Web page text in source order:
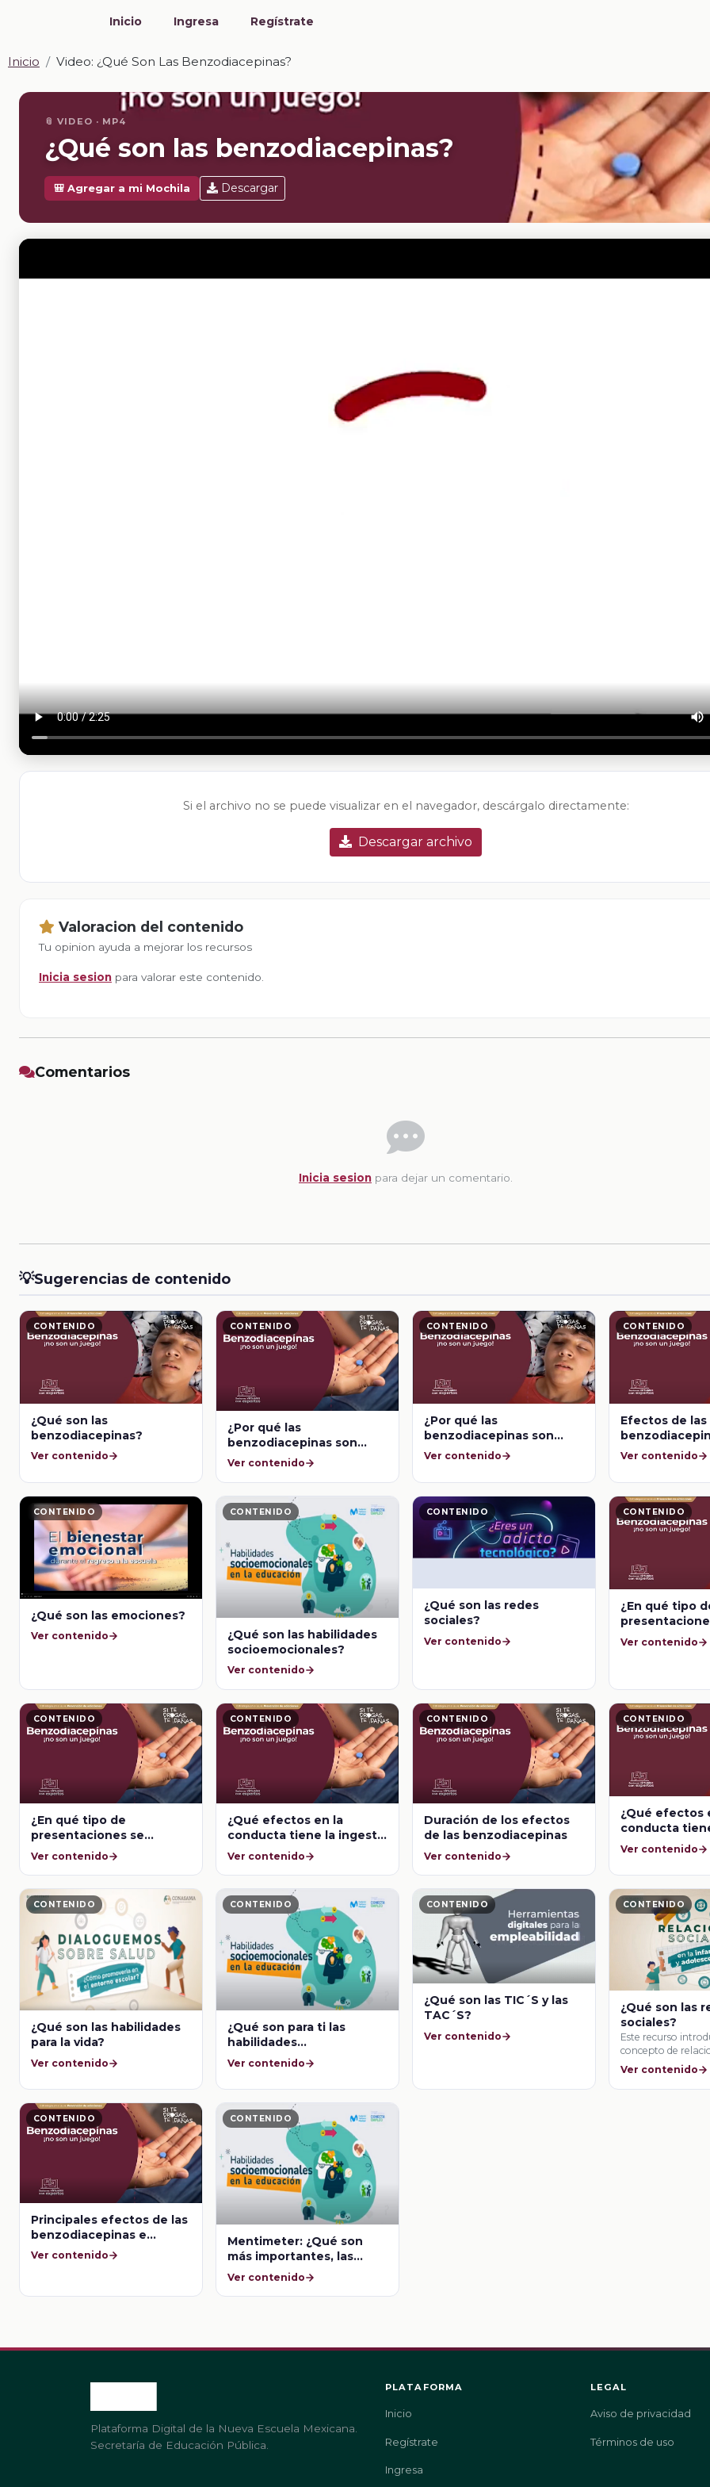
Inicio Ingresa Regístrate
Inicio Video: ¿Qué Son Las Benzodiacepinas?
📎 VIDEO · MP4
¿Qué son las benzodiacepinas?
🎒 Agregar a mi Mochila Descargar
Si el archivo no se puede visualizar en el navegador, descárgalo directamente:
Descargar archivo
Valoracion del contenido
Tu opinion ayuda a mejorar los recursos
Inicia sesion para valorar este contenido.
Comentarios
Inicia sesion para dejar un comentario.
💡Sugerencias de contenido
CONTENIDO
¿Qué son las
benzodiacepinas?
Ver contenido
CONTENIDO
¿Por qué las
benzodiacepinas son
sustancias de abuso?
Ver contenido
CONTENIDO
¿Por qué las
benzodiacepinas son
sustancias de abuso?
Ver contenido
CONTENIDO
Efectos de las
Ver contenido
CONTENIDO
¿Qué son las emociones?
Ver contenido
CONTENIDO
¿Qué son las habilidades
socioemocionales?
Ver contenido
CONTENIDO
¿Qué son las redes
sociales?
Ver contenido
CONTENIDO
¿En qué tipo
pueden
Ver contenido
CONTENIDO
¿En qué tipo de
presentaciones se
pueden conseguir las
benzodiacepinas?
Ver contenido
CONTENIDO
¿Qué efectos en la
conducta tiene la ingesta
de las benzodiacepinas?
Ver contenido
CONTENIDO
Duración de los efectos
de las benzodiacepinas
Ver contenido
CONTENIDO
¿Qué efectos
conducta
ingesta de las
Ver contenido
CONTENIDO
¿Qué son las habilidades
para la vida?
Ver contenido
CONTENIDO
¿Qué son para ti las
habilidades
socioemocionales?
Ver contenido
CONTENIDO
¿Qué son las TIC´S y las
TAC´S?
Ver contenido
CONTENIDO
¿Qué son las
sociales?
Este recurso
concepto de
explicando qué son
Ver contenido
CONTENIDO
Principales efectos de las
benzodiacepinas e
indicaciones médicas
Ver contenido
CONTENIDO
Mentimeter: ¿Qué son
más importantes, las
habilidades
socioemocionales o las
Ver contenido
Plataforma Digital de la Nueva Escuela Mexicana.
Secretaría de Educación Pública.
PLATAFORMA
Inicio
Regístrate
Ingresa
LEGAL
Aviso de privacidad
Términos de uso